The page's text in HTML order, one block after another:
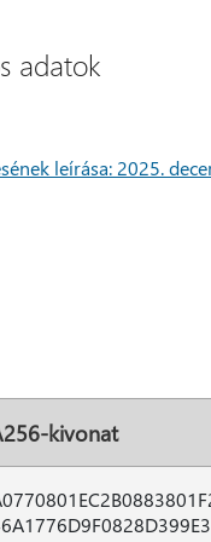
adatok
leírása: 2025.
kivonat